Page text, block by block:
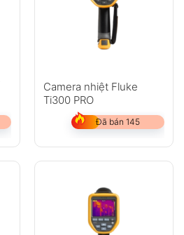
Camera nhiệt Fluke
Ti300 PRO
Đã bán 145